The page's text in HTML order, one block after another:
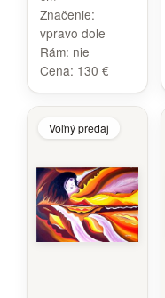
Značenie:
vpravo dole
Rám: nie
Cena: 130 €
Voľný predaj